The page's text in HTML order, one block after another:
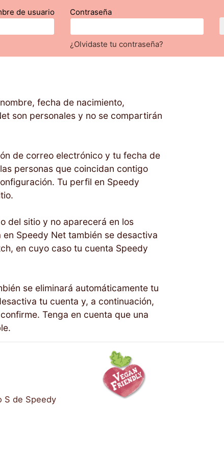
de usuario Contraseña
¿Olvidaste tu contraseña?
fecha de nacimiento,
son personales y no se compartirán
de correo electrónico y tu fecha de
personas que coincidan contigo
Tu perfil en Speedy
del sitio y no aparecerá en los
Speedy Net también se desactiva
en cuyo caso tu cuenta Speedy
se eliminará automáticamente tu
tu cuenta y, a continuación,
Tenga en cuenta que una
S de Speedy